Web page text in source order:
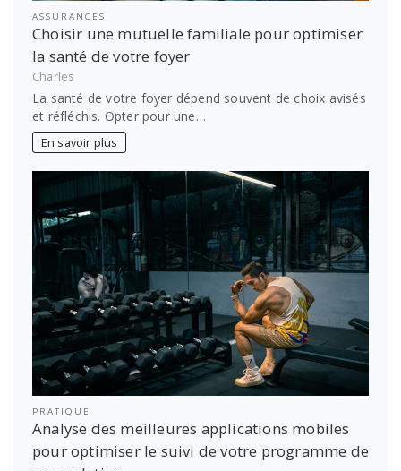
ASSURANCES
Choisir une mutuelle familiale pour optimiser
la santé de votre foyer
Charles
La santé de votre foyer dépend souvent de choix avisés
et réfléchis. Opter pour une…
En savoir plus
PRATIQUE
Analyse des meilleures applications mobiles
pour optimiser le suivi de votre programme de